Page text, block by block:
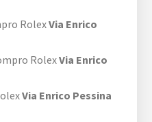
RolexVia Enrico
RolexVia Enrico
Via Enrico Pessina